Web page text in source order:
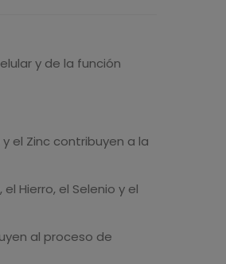
y de la función
el Zinc contribuyen a la
Hierro, el Selenio y el
al proceso de